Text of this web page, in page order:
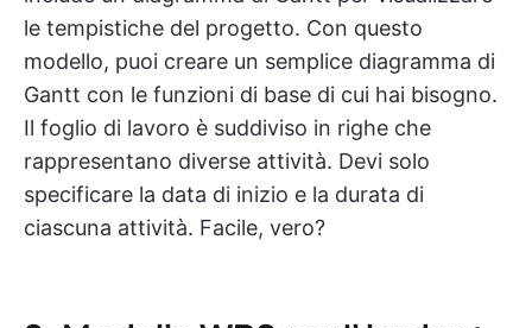
le tempistiche del progetto. Con questo
modello, puoi creare un semplice diagramma di
Gantt con le funzioni di base di cui hai bisogno.
Il foglio di lavoro è suddiviso in righe che
rappresentano diverse attività. Devi solo
specificare la data di inizio e la durata di
ciascuna attività. Facile, vero?